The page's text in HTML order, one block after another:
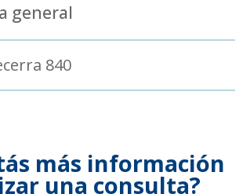
general
840
más información
una consulta?